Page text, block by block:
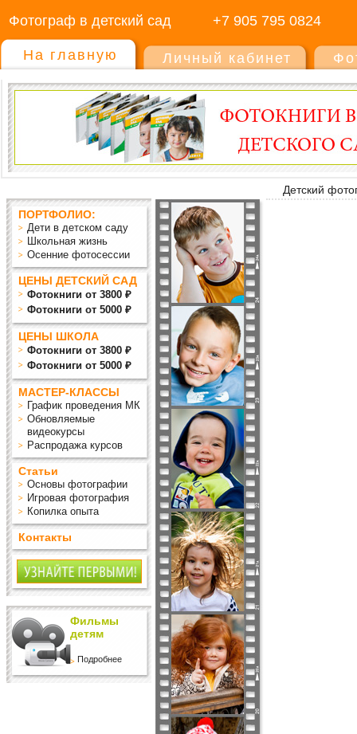
Фотограф в детский сад +7 905 795 0824
На главную Личный кабинет
Детский
ПОРТФОЛИО:
Дети в детском саду
Школьная жизнь
Осенние фотосессии
ЦЕНЫ ДЕТСКИЙ САД
Фотокниги от 3800 ₽
Фотокниги от 5000 ₽
ЦЕНЫ ШКОЛА
Фотокниги от 3800 ₽
Фотокниги от 5000 ₽
МАСТЕР-КЛАССЫ
График проведения МК
Обновляемые
видеокурсы
Распродажа курсов
Статьи
Основы фотографии
Игровая фотография
Копилка опыта
Контакты
Фильмы
детям
Подробнее